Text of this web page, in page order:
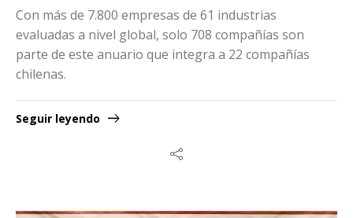
Con más de 7.800 empresas de 61 industrias
evaluadas a nivel global, solo 708 compañías son
parte de este anuario que integra a 22 compañías
chilenas.
Seguir leyendo